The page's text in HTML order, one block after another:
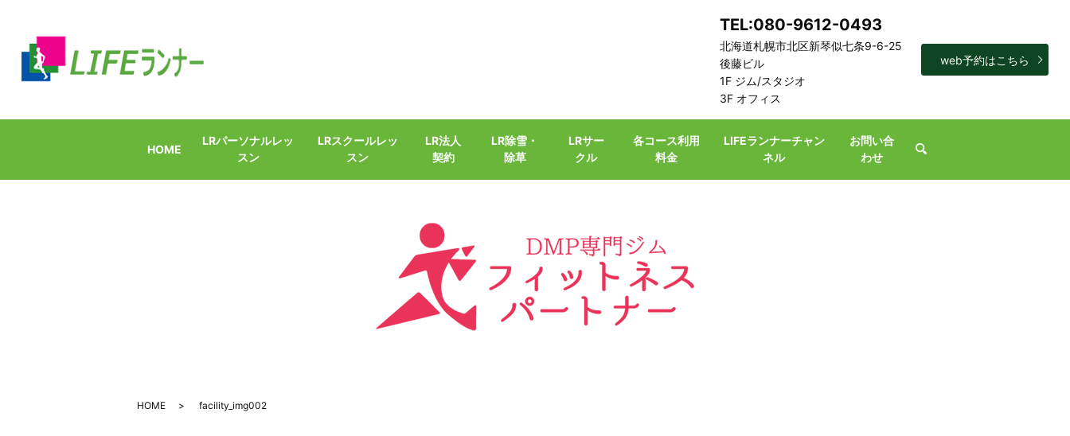
HOME
LRパーソナルレッ
スン
LRスクールレッ
スン
LR法人
契約
LR除雪・
除草
LRサー
クル
各コース利用
料金
LIFEランナーチャン
ネル
お問い合
わせ
search
TEL:080-9612-0493
北海道札幌市北区新琴似七条9-6-25
後藤ビル
1F ジム/スタジオ
3F オフィス
web予約はこちら
HOME facility_img002